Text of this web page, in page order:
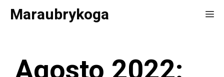
SaltarMaraubrykoga